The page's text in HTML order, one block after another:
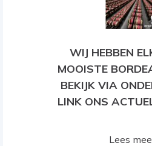
WIJ HEBBEN
MOOISTE
BEKIJK VIA
LINK ONS
Lees